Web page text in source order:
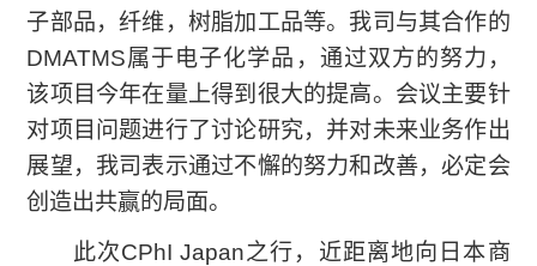
子部品，纤维，树脂加工品等。我司与其合作的
DMATMS属于电子化学品，通过双方的努力，
该项目今年在量上得到很大的提高。会议主要针
对项目问题进行了讨论研究，并对未来业务作出
展望，我司表示通过不懈的努力和改善，必定会
创造出共赢的局面。
此次CPhI Japan之行，近距离地向日本商